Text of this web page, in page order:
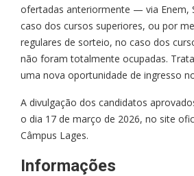
ofertadas anteriormente — via Enem,
caso dos cursos superiores, ou por
regulares de sorteio, no caso dos
não foram totalmente ocupadas.
uma nova oportunidade de ingresso
A divulgação dos candidatos
o dia 17 de março de 2026, no site
Câmpus Lages.
Informações